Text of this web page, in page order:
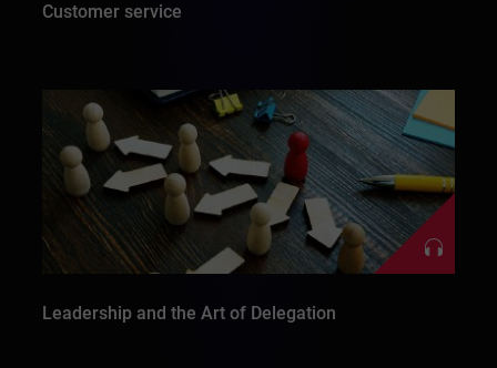
Customer service
Leadership and the Art of Delegation